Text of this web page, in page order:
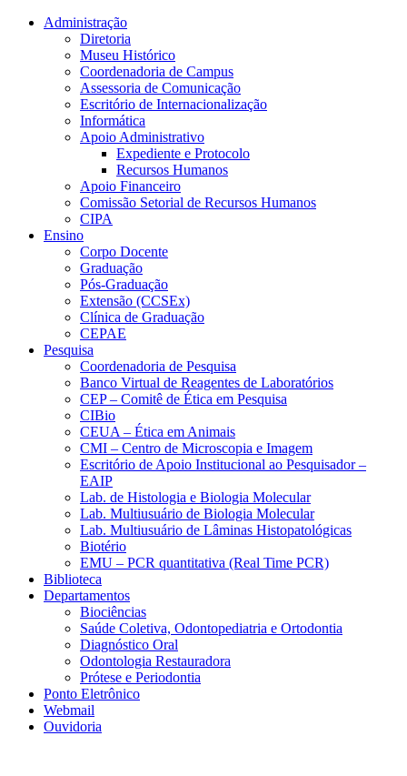
Conteúdo principal Menu principal
Administração
Diretoria
Museu Histórico
Coordenadoria de Campus
Assessoria de Comunicação
Escritório de Internacionalização
Informática
Apoio Administrativo
Expediente e Protocolo
Recursos Humanos
Apoio Financeiro
Comissão Setorial de Recursos Humanos
CIPA
Ensino
Corpo Docente
Graduação
Pós-Graduação
Extensão (CCSEx)
Clínica de Graduação
CEPAE
Pesquisa
Coordenadoria de Pesquisa
Banco Virtual de Reagentes de Laboratórios
CEP – Comitê de Ética em Pesquisa
CIBio
CEUA – Ética em Animais
CMI – Centro de Microscopia e Imagem
Escritório de Apoio Institucional ao Pesquisador –
EAIP
Lab. de Histologia e Biologia Molecular
Lab. Multiusuário de Biologia Molecular
Lab. Multiusuário de Lâminas Histopatológicas
Biotério
EMU – PCR quantitativa (Real Time PCR)
Biblioteca
Departamentos
Biociências
Saúde Coletiva, Odontopediatria e Ortodontia
Diagnóstico Oral
Odontologia Restauradora
Prótese e Periodontia
Ponto Eletrônico
Webmail
Ouvidoria